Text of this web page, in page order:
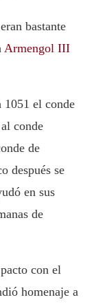
bastante
Armengol III
1051 el conde
conde
de
después se
en sus
de
con el
homenaje a